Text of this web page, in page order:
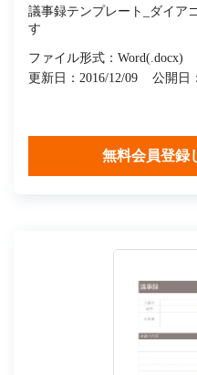
議事録テンプレート_ダイア
す
ファイル形式：Word(.docx)
更新日：2016/12/09
公開日
無料会員登録